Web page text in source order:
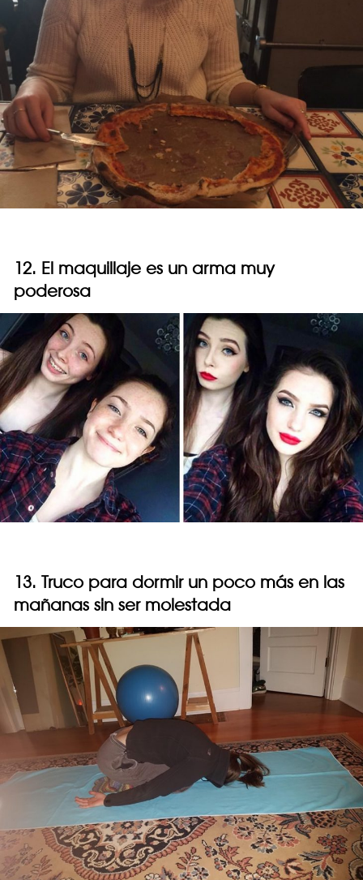
12. El maquillaje es un arma muy
poderosa
13. Truco para dormir un poco más en las
mañanas sin ser molestada